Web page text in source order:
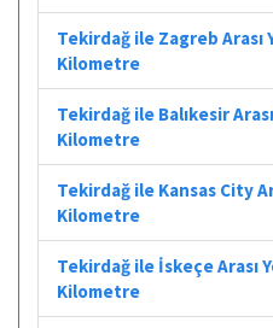
Tekirdağ ile Zagreb Arası
Kilometre
Tekirdağ ile Balıkesir
Kilometre
Tekirdağ ile Kansas City
Kilometre
Tekirdağ ile İskeçe Arası
Kilometre